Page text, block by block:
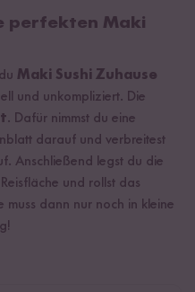
perfekten Maki
Maki Sushi Zuhause
und unkompliziert. Die
. Dafür nimmst du eine
darauf und verbreitest
Anschließend legst du die
und rollst das
dann nur noch in kleine